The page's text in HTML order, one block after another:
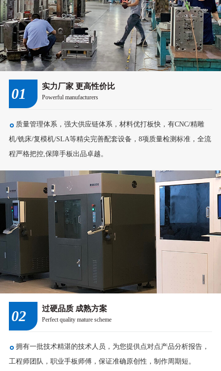
01 实力厂家 更高性价比
Powerful manufacturers
质量管理体系，强大供应链体系，材料优打板快，有CNC/精雕
机/铣床/复模机/SLA等精尖完善配套设备，8项质量检测标准，全流
程严格把控,保障手板出品卓越。
02 过硬品质 成熟方案
Perfect quality mature scheme
拥有一批技术精湛的技术人员，为您提供点对点产品分析报告，
工程师团队，职业手板师傅，保证准确原创性，制作周期短。